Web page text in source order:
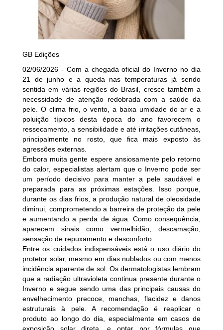
GB Edições
02/06/2026 - Com a chegada oficial do Inverno no dia
21 de junho e a queda nas temperaturas já sendo
sentida em várias regiões do Brasil, cresce também a
necessidade de atenção redobrada com a saúde da
pele. O clima frio, o vento, a baixa umidade do ar e a
poluição típicos desta época do ano favorecem o
ressecamento, a sensibilidade e até irritações cutâneas,
principalmente no rosto, que fica mais exposto às
agressões externas.
Embora muita gente espere ansiosamente pelo retorno
do calor, especialistas alertam que o Inverno pode ser
um período decisivo para manter a pele saudável e
preparada para as próximas estações. Isso porque,
durante os dias frios, a produção natural de oleosidade
diminui, comprometendo a barreira de proteção da pele
e aumentando a perda de água. Como consequência,
aparecem sinais como vermelhidão, descamação,
sensação de repuxamento e desconforto.
Entre os cuidados indispensáveis está o uso diário do
protetor solar, mesmo em dias nublados ou com menos
incidência aparente de sol. Os dermatologistas lembram
que a radiação ultravioleta continua presente durante o
Inverno e segue sendo uma das principais causas do
envelhecimento precoce, manchas, flacidez e danos
estruturais à pele. A recomendação é reaplicar o
produto ao longo do dia, especialmente em casos de